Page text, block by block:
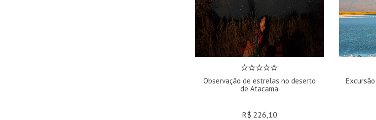
Observação de estrelas no deserto
de Atacama
R$ 226,10